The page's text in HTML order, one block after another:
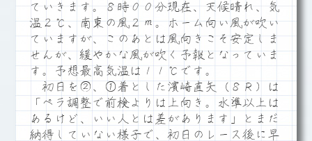
ていきます。８時００分現在、天候晴れ、気
温２℃、南東の風２ｍ。ホーム向い風が吹い
ていますが、このあとは風向きこそ安定しま
せんが、緩やかな風が吹く予報となっていま
す。予想最高気温は１１℃です。
初日を②、①着とした濱崎直矢（８Ｒ）は
「ペラ調整で前検よりは上向き。水準以上は
あるけど、いい人とは差があります」とまだ
納得していない様子で、初日のレース後に早